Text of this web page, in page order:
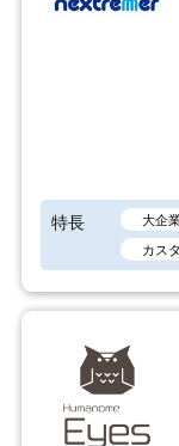
特長 大企
カス